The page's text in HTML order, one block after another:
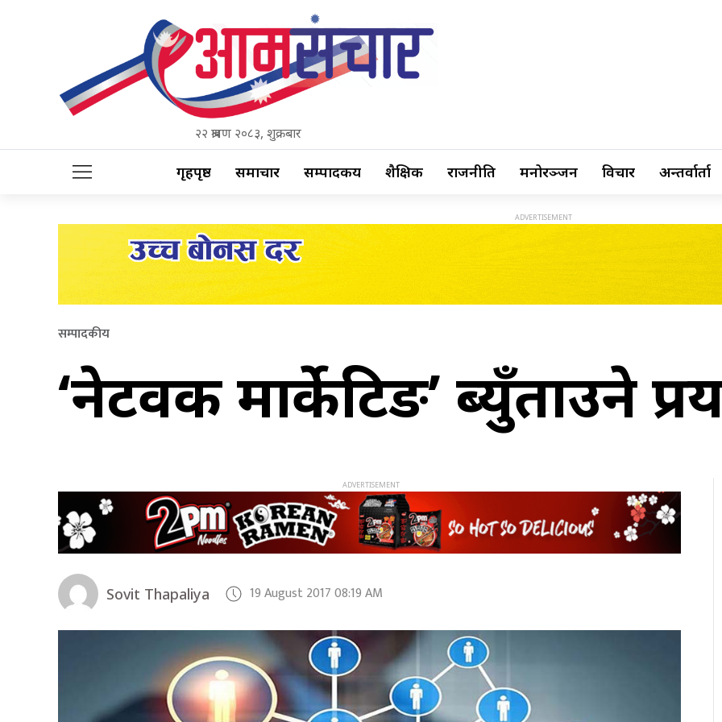
२२ श्रावण २०८३, शुक्रबार
गृहपृष्ठ समाचार सम्पादकीय शैक्षिक राजनीति मनोरञ्जन विचार अन्तर्वार्ता
सम्पादकीय
‘नेटवर्क मार्केटिङ’ ब्युँताउने
Sovit Thapaliya 19 August 2017 08:19 AM